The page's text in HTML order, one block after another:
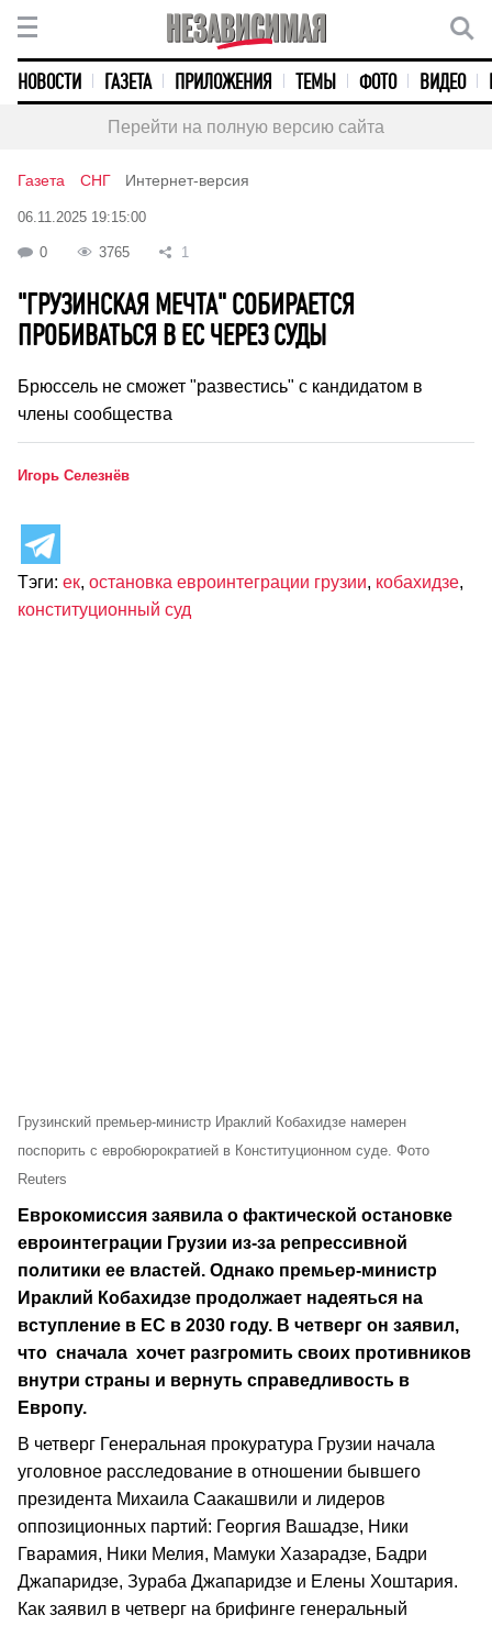
НОВОСТИ ГАЗЕТА ПРИЛОЖЕНИЯ ТЕМЫ ФОТО ВИДЕО
Перейти на полную версию сайта
Газета СНГ Интернет-версия
06.11.2025 19:15:00
0 3765 1
"ГРУЗИНСКАЯ МЕЧТА" СОБИРАЕТСЯ
ПРОБИВАТЬСЯ В ЕС ЧЕРЕЗ СУДЫ
Брюссель не сможет "развестись" с кандидатом в
члены сообщества
Игорь Селезнёв
Тэги: ек, остановка евроинтеграции грузии, кобахидзе,
конституционный суд
Грузинский премьер-министр Ираклий Кобахидзе намерен
поспорить с евробюрократией в Конституционном суде. Фото
Reuters
Еврокомиссия заявила о фактической остановке
евроинтеграции Грузии из-за репрессивной
политики ее властей. Однако премьер-министр
Ираклий Кобахидзе продолжает надеяться на
вступление в ЕС в 2030 году. В четверг он заявил,
что сначала хочет разгромить своих противников
внутри страны и вернуть справедливость в
Европу.
В четверг Генеральная прокуратура Грузии начала
уголовное расследование в отношении бывшего
президента Михаила Саакашвили и лидеров
оппозиционных партий: Георгия Вашадзе, Ники
Гварамия, Ники Мелия, Мамуки Хазарадзе, Бадри
Джапаридзе, Зураба Джапаридзе и Елены Хоштария.
Как заявил в четверг на брифинге генеральный